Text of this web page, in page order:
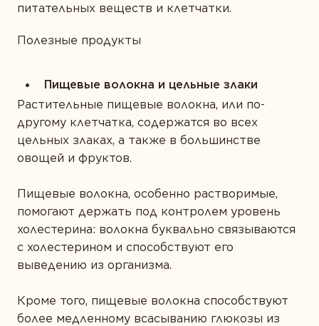
питательных веществ и клетчатки.
Полезные продукты
Пищевые волокна и цельные злаки
Растительные пищевые волокна, или по-
другому клетчатка, содержатся во всех
цельных злаках, а также в большинстве
овощей и фруктов.
Пищевые волокна, особенно растворимые,
помогают держать под контролем уровень
холестерина: волокна буквально связываются
с холестерином и способствуют его
выведению из организма.
Кроме того, пищевые волокна способствуют
более медленному всасыванию глюкозы из